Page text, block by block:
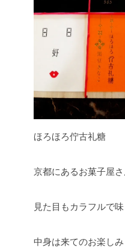
ほろほろ佇古礼糖
京都にあるお菓子屋
見た目もカラフルで
中身は来てのお楽し